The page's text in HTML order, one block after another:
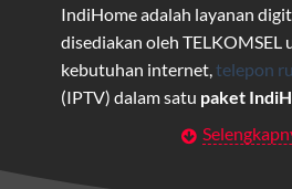
IndiHome adalah layanan
disediakan oleh TELKOMSEL
kebutuhan internet, telepon
(IPTV) dalam satu paket
Layanan Wifi Indihome ini